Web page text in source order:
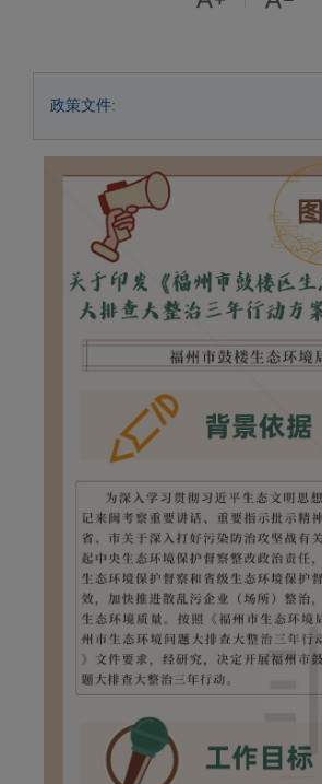
政策文件: